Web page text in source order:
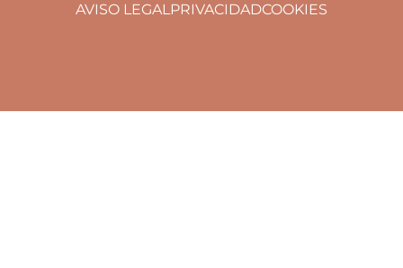
AVISO LEGALPRIVACIDADCOOKIES